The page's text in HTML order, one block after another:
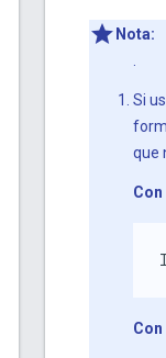
Nota:
Si
que
Con